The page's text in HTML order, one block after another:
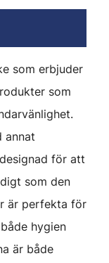
som erbjuder
som
annat
för att
som den
är perfekta för
hygien
är både